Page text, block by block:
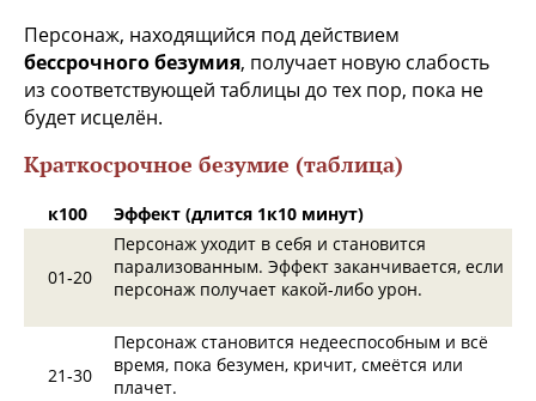
Персонаж, находящийся под действием
бессрочного безумия, получает новую слабость
из со­ответствующей таблицы до тех пор, пока не
будет исцелён.
Краткосрочное безумие (таблица)
к100 Эффект (длится 1к10 минут)
01‑20
Персонаж уходит в себя и становится
парализованным. Эффект заканчивается, если
персонаж получает какой-либо урон.
21‑30
Персонаж становится недееспособным и всё
вре­мя, пока безумен, кричит, смеётся или
плачет.